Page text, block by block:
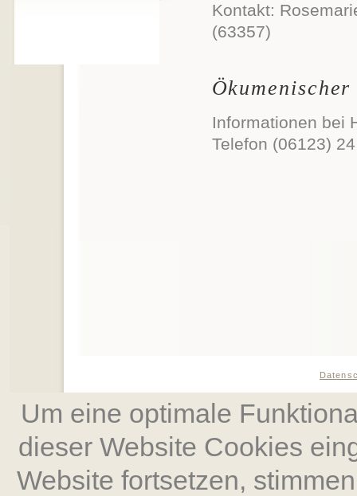
Kontakt:
(63357)
Informationen bei
Telefon (06123)
Um eine optimale
dieser Website Cookies
Website fort­setzen,